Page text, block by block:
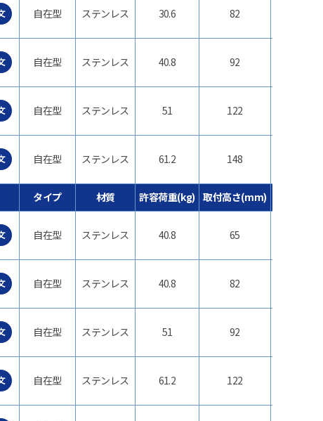
自在型 ステンレス 30.6 82
自在型 ステンレス 40.8 92
自在型 ステンレス 51 122
自在型 ステンレス 61.2 148
タイプ 材質 許容荷重(kg) 取付高さ(mm)
自在型 ステンレス 40.8 65
自在型 ステンレス 40.8 82
自在型 ステンレス 51 92
自在型 ステンレス 61.2 122